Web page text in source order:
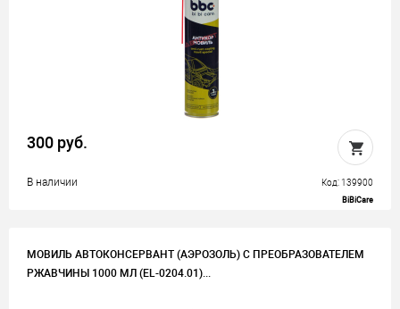
300 руб.
В наличии Код: 139900
BiBiCare
МОВИЛЬ АВТОКОНСЕРВАНТ (АЭРОЗОЛЬ) С ПРЕОБРАЗОВАТЕЛЕМ
РЖАВЧИНЫ 1000 МЛ (EL-0204.01)...